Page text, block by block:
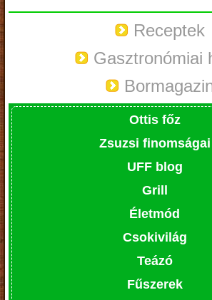
Receptek
Gasztronómiai
Ottis főz
Zsuzsi finomságai
UFF blog
Grill
Életmód
Csokivilág
Teázó
Fűszerek